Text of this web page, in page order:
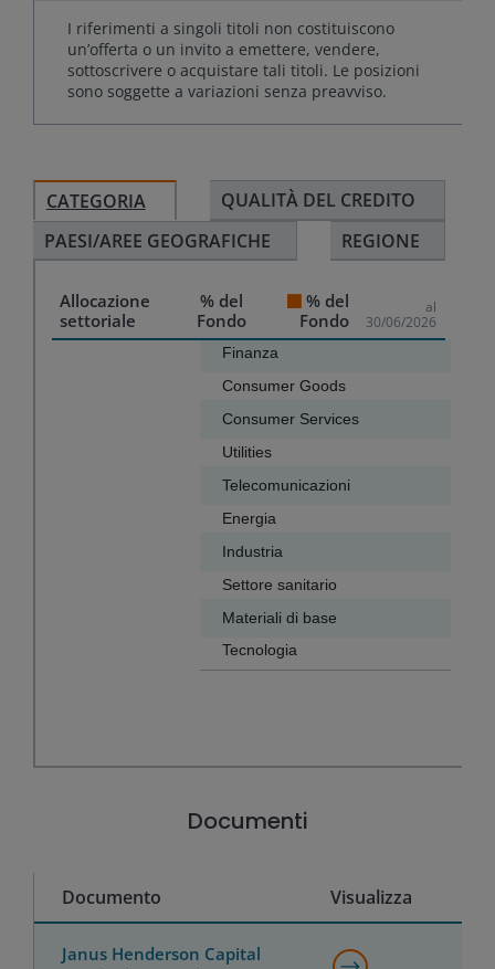
I riferimenti a singoli titoli non costituiscono
un’offerta o un invito a emettere, vendere,
sottoscrivere o acquistare tali titoli. Le posizioni
sono soggette a variazioni senza preavviso.
CATEGORIA
QUALITÀ DEL CREDITO
PAESI/AREE GEOGRAFICHE
REGIONE
Allocazione
settoriale
% del
Fondo
% del
Fondo
al
30/06/2026
Bar chart with 10 bars.
The chart has 1 X axis displaying categories.
Finanza
Consumer Goods
Consumer Services
Utilities
Telecomunicazioni
Energia
Industria
Settore sanitario
Materiali di base
Tecnologia
Documenti
Documento Visualizza
Janus Henderson Capital